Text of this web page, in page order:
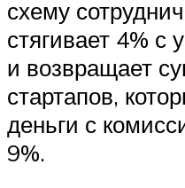
схему
стягивает 4% с
и возвращает
стартапов,
деньги с
9%.